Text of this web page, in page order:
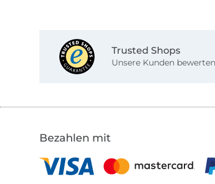
Trusted Shops
Unsere Kunden
Bezahlen mit